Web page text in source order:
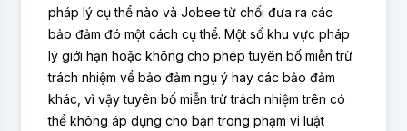
pháp lý cụ thể nào và Jobee từ chối đưa ra các
bảo đảm đó một cách cụ thể. Một số khu vực pháp
lý giới hạn hoặc không cho phép tuyên bố miễn trừ
trách nhiệm về bảo đảm ngụ ý hay các bảo đảm
khác, vì vậy tuyên bố miễn trừ trách nhiệm trên có
thể không áp dụng cho bạn trong phạm vi luật